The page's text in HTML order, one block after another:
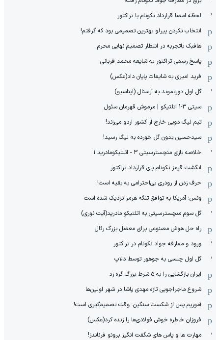
لحظه امضا قرارداد نکونام با تراکتور
انتخاب نکردن پیرلو بهترین تصمیمی بود که گرفتم!
هافبک باتجربه در انتظار تصمیم نهایی محرم
پاسخ رسمی تراکتور به شایعه محمد قربانی
فرید امیری به شایعات پایان داد(عکس)
گل اول دورتموند به آرسنال (ایناسیو)
سیتی 3-1 اتلتیکو | مرموش قهرمان سئول
تیم لیگ دویی خارج از کشور اردو می‌زند!
سیدحسین بدون گل خورده به لیگ رسید!
خلاصه بازی منچسترسیتی 3 - اتلتیکومادرید 1
انگشت قرمز نکونام پای قرارداد تراکتور
حرف زدن از رودری بی‌احترامی به بقیه است!
ونس: آمریکا به توافق تنگه هرمز نزدیک شده است
گل سوم منچسترسیتی به اتلتیکو مادرید(آیت نوری)
راه حل هوش مصنوعی برای معضل بزرگ رئال
ورود و معارفه جواد نکونام در تراکتور
گل اول چلسی به جوهور توسط دلاپ
ایران بازگشایی را به ۵ شرط بزرگ گره زد
شروع ماجراجویی تازه مهدی پاشا در شهر اولین‌ها
آموریم پس از شکست سنگین: وقت تصمیم‌گیری است!
فروزان خاطره خوش فولادی‌ها را زنده کرد(عکس)
مهارت ها و پاس های شگفت انگیز برونو فرناندز!